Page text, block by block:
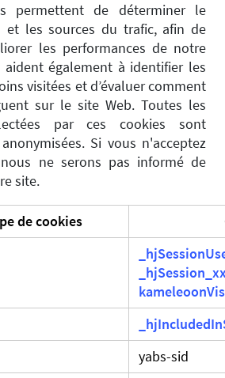
permettent de déterminer le
et les sources du trafic, afin de
les performances de notre
également à identifier les
visitées et d’évaluer comment
sur le site Web. Toutes les
par ces cookies sont
Si vous n'acceptez
ne serons pas informé de
site.
de cookies
yabs-sid